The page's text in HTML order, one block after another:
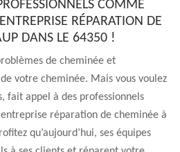
COMME
RÉPARATION DE
DANS LE 64350 !
de cheminée et
votre cheminée. Mais vous voulez
fait appel à des professionnels
réparation de cheminée à
qu’aujourd’hui, ses équipes